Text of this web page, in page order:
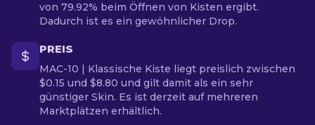
von 79.92% beim Öffnen von Kisten ergibt.
Dadurch ist es ein gewöhnlicher Drop.
PREIS
MAC-10 | Klassische Kiste liegt preislich zwischen
$0.15 und $8.80 und gilt damit als ein sehr
günstiger Skin. Es ist derzeit auf mehreren
Marktplätzen erhältlich.